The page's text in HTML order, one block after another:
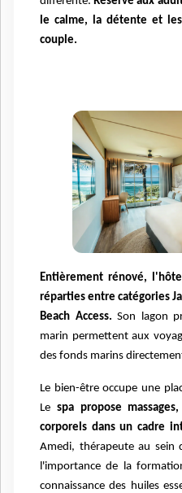
le calme, la détente et
couple.
Entièrement rénové,
réparties entre catégories
Beach Access. Son lagon
marin permettent aux
des fonds marins
Le bien-être occupe une
Le spa propose
corporels dans un cadre
Amedi, thérapeute au sein
l'importance de la
connaissance des huiles